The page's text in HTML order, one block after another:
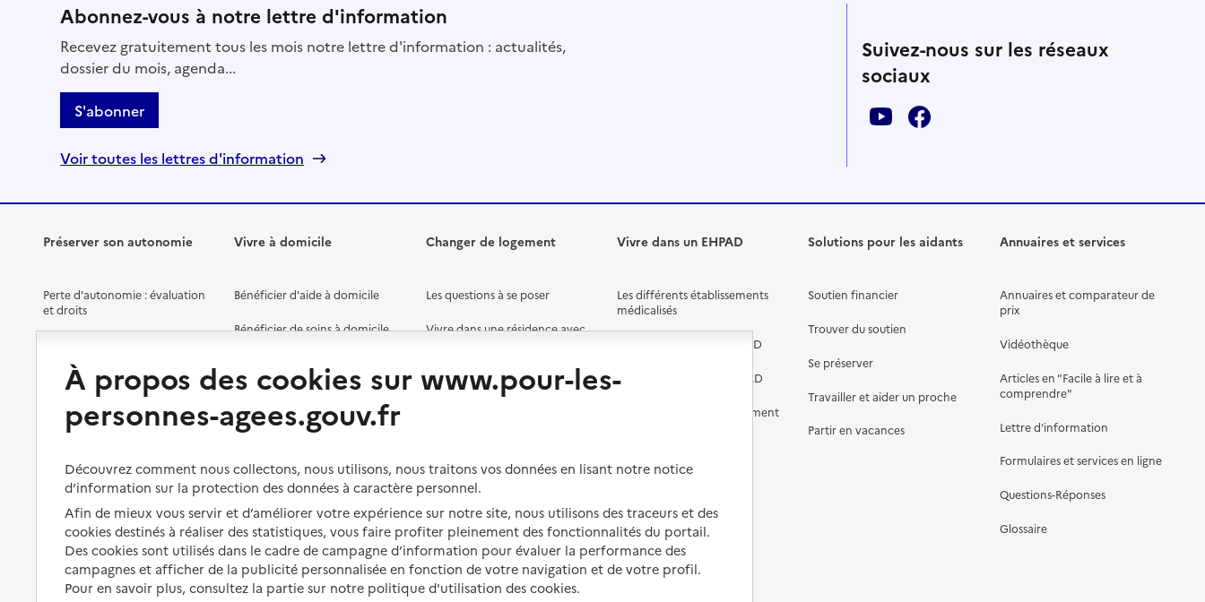
Abonnez-vous à notre lettre d'information
Recevez gratuitement tous les mois notre lettre d'information : actualités,
dossier du mois, agenda...
S'abonner
Voir toutes les lettres d'information
Suivez-nous sur les réseaux
sociaux
Préserver son autonomie
Perte d'autonomie : évaluation
et droits
Préserver son autonomie et sa
santé
Les mesures de protection
Les obligations de la famille
À qui s’adresser ?
Les politiques du grand âge
Vivre à domicile
Bénéficier d'aide à domicile
Bénéficier de soins à domicile
Partager son logement
Vivre à domicile avec une
maladie ou un handicap
Être hospitalisé
Fin de vie à domicile
Changer de logement
Les questions à se poser
Vivre dans une résidence avec
Vivre chez un proche
Vivre dans un EHPAD
Les différents établissements
médicalisés
Préparer l'entrée en EHPAD
Aides financières en EHPAD
Prévention, accompagnement
EHPAD
Droits en EHPAD
Fin de vie en EHPAD
Solutions pour les aidants
Soutien financier
Trouver du soutien
Se préserver
Travailler et aider un proche
Partir en vacances
Annuaires et services
Annuaires et comparateur de
prix
Vidéothèque
Articles en "Facile à lire et à
comprendre"
Lettre d'information
Formulaires et services en ligne
Questions-Réponses
Glossaire
À propos des cookies sur www.pour-les-
personnes-agees.gouv.fr
Découvrez comment nous collectons, nous utilisons, nous traitons vos données en lisant notre notice
d’information sur la protection des données à caractère personnel.
Afin de mieux vous servir et d’améliorer votre expérience sur notre site, nous utilisons des traceurs et des
cookies destinés à réaliser des statistiques, vous faire profiter pleinement des fonctionnalités du portail.
Des cookies sont utilisés dans le cadre de campagne d’information pour évaluer la performance des
campagnes et afficher de la publicité personnalisée en fonction de votre navigation et de votre profil.
Pour en savoir plus, consultez la partie sur notre politique d'utilisation des cookies.